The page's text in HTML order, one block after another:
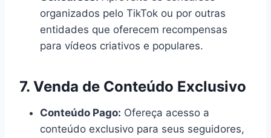
organizados pelo TikTok ou por outras
entidades que oferecem recompensas
para vídeos criativos e populares.
7. Venda de Conteúdo Exclusivo
Conteúdo Pago: Ofereça acesso a
conteúdo exclusivo para seus seguidores,